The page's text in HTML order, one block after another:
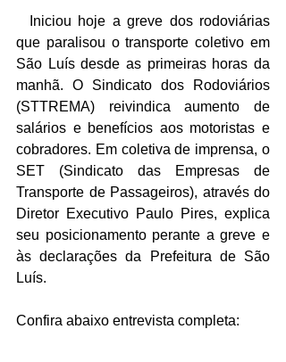
que paralisou o transporte coletivo em
São Luís desde as primeiras horas da
manhã. O Sindicato dos Rodoviários
(STTREMA) reivindica aumento de
salários e benefícios aos motoristas e
cobradores. Em coletiva de imprensa, o
SET (Sindicato das Empresas de
Transporte de Passageiros), através do
Diretor Executivo Paulo Pires, explica
seu posicionamento perante a greve e
às declarações da Prefeitura de São
Luís.
Confira abaixo entrevista completa: